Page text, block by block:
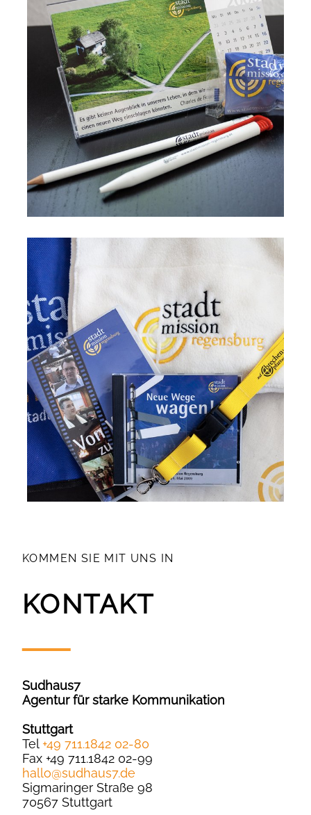
KOMMEN SIE MIT UNS IN
KONTAKT
Sudhaus7
Agentur für starke Kommunikation
Stuttgart
Tel +49 711.1842 02-80
Fax +49 711.1842 02-99
hallo@sudhaus7.de
Sigmaringer Straße 98
70567 Stuttgart